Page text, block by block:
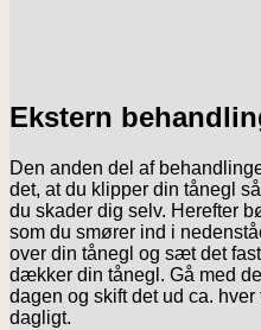
Ekstern
Den anden del af
det, at du klipper din tånegl
du skader dig selv. Herefter
som du smører ind i
over din tånegl og sæt det
dækker din tånegl. Gå med
dagen og skift det ud ca.
dagligt.